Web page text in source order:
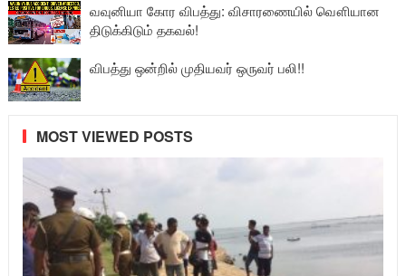
வவுனியா கோர விபத்து: விசாரணையில் வௌியான
திடுக்கிடும் தகவல்!
விபத்து ஒன்றில் முதியவர் ஒருவர் பலி!!
MOST VIEWED POSTS